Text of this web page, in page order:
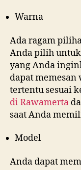
Warna
Ada ragam
Anda pilih
yang Anda
dapat
tertentu sesuai
diRawamerta
saat Anda
Model
Anda dapat